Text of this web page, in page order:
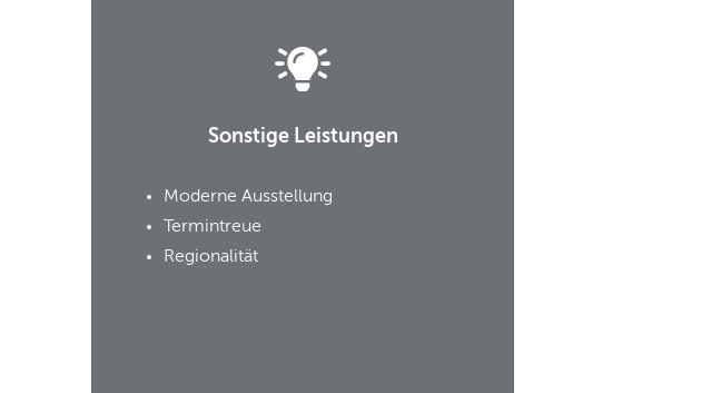
Sonstige Leistungen
Moderne Ausstellung
Termintreue
Regionalität